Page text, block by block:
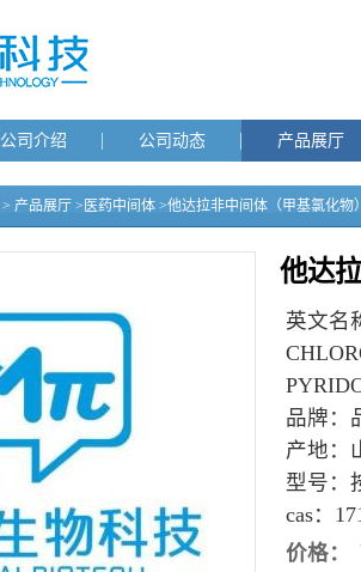
公司介绍 公司动态 产品展厅
> 产品展厅 > 医药中间体 >他达拉非中间体（甲基氯化物
他达
英文名
品牌：
产地：
型号：
cas：
价格：